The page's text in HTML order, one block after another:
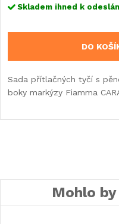
Skladem ihned k
DO
Sada přítlačných tyčí s
boky markýzy Fiamma
Mohlo